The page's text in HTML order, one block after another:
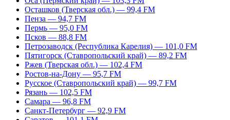
Осташков (Тверская обл.) — 99,4 FM
Пенза — 94,7 FM
Пермь — 95,0 FM
Псков — 88,8 FM
Петрозаводск (Республика Карелия) — 101,0 FM
Пятигорск (Ставропольский край) — 89,2 FM
Ржев (Тверская обл.) — 102,4 FM
Ростов-на-Дону — 95,7 FM
Русское (Ставропольский край) — 99,7 FM
Рязань — 102,5 FM
Самара — 96,8 FM
Санкт-Петербург — 92,9 FM